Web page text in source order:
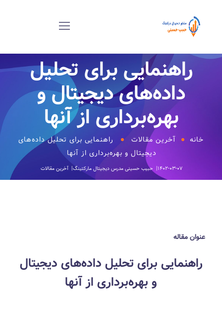
راهنمایی برای تحلیل
داده‌های دیجیتال و
بهره‌برداری از آنها
خانه آخرین مقالات
راهنمایی برای تحلیل داده‌های
دیجیتال و بهره‌برداری از آنها
۱۴۰۲-۰۳-۰۷ حبیب حسینیمدرس دیجیتال مارکتینگ آخرین مقالات
عنوان مقاله
راهنمایی برای تحلیل داده‌های دیجیتال
و بهره‌برداری از آنها